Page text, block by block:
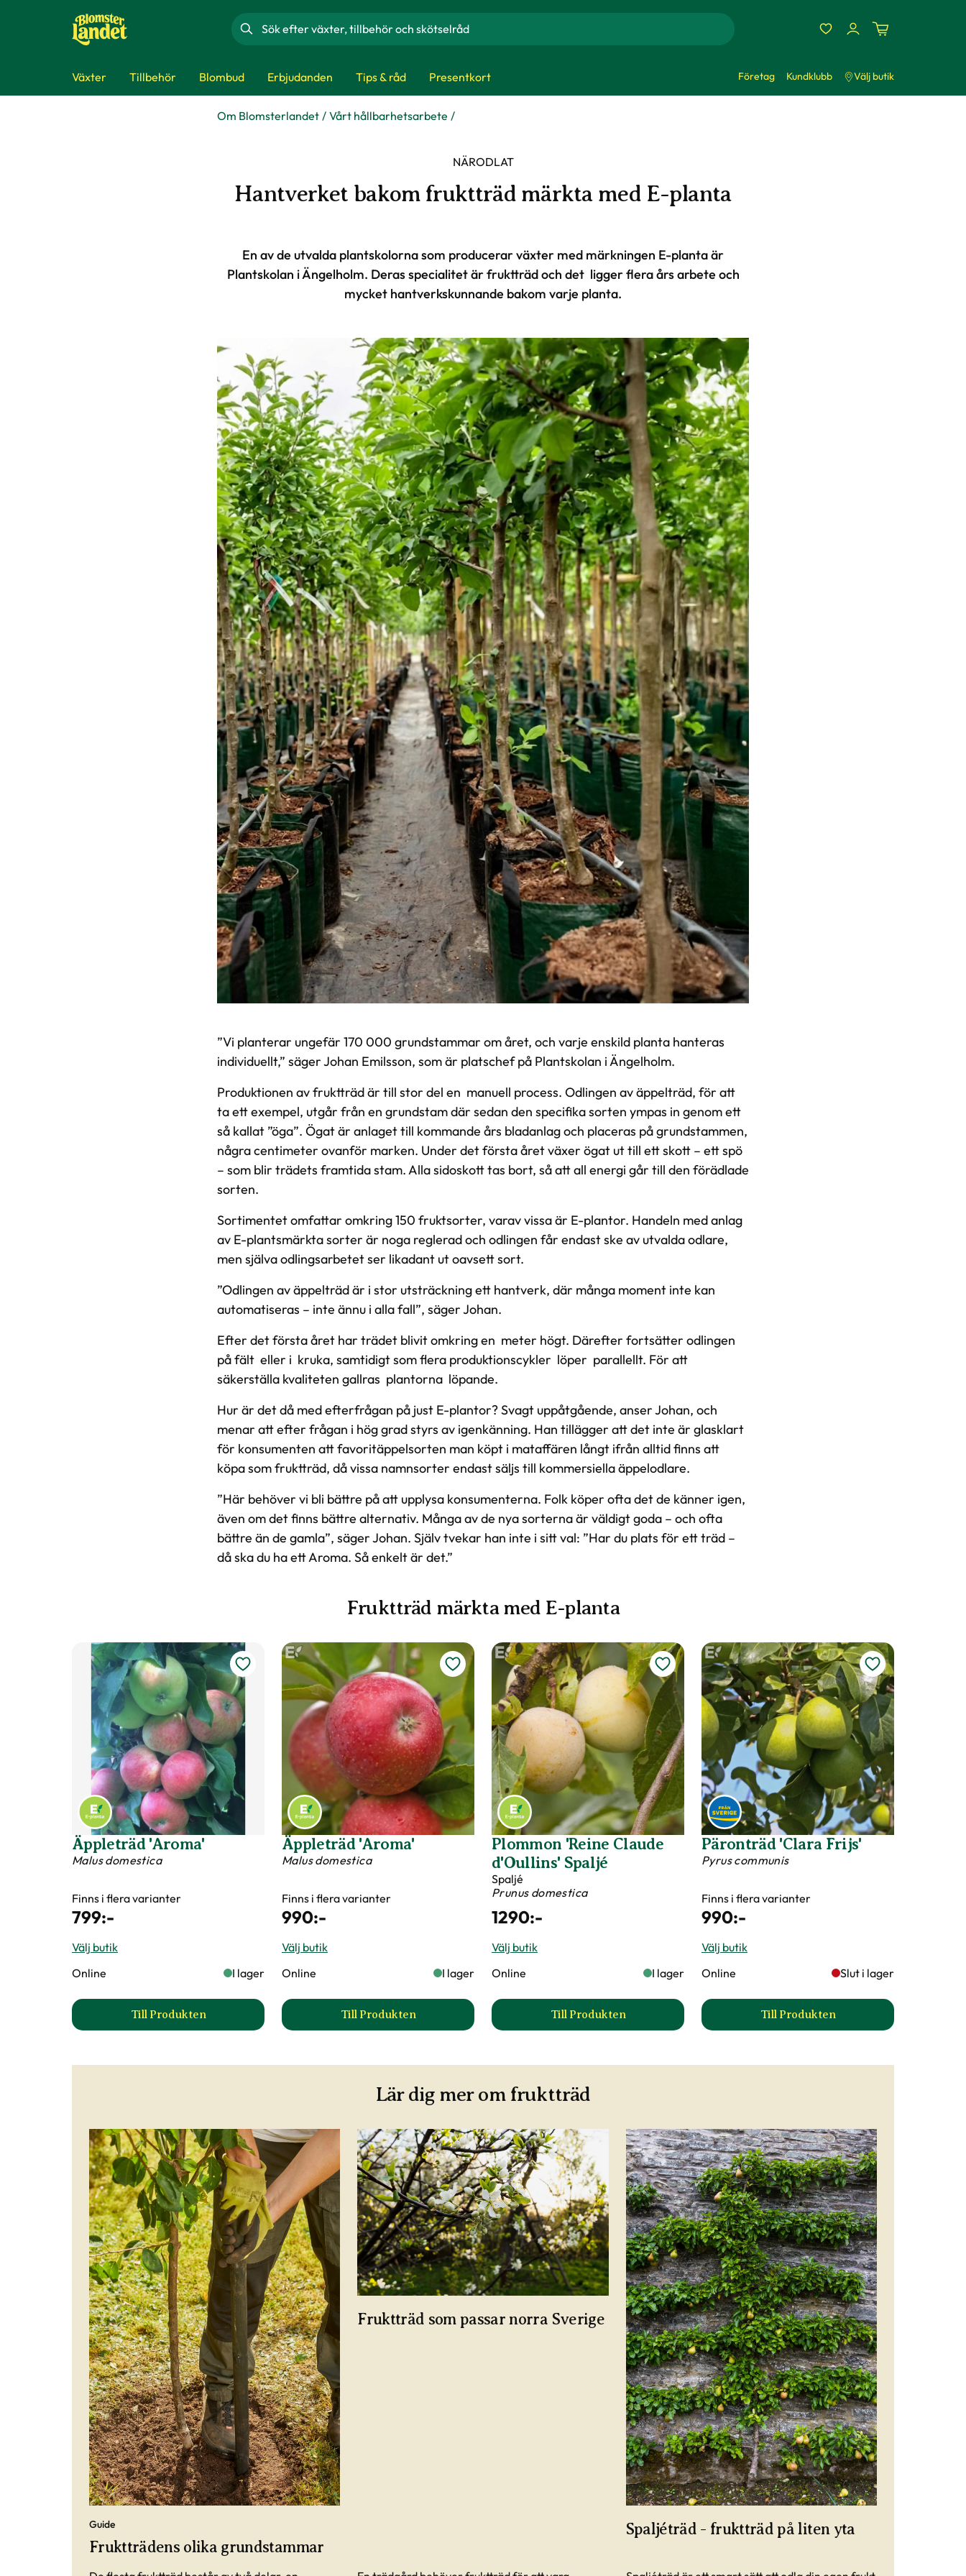
Sök
Växter Tillbehör Blombud Erbjudanden Tips & råd Presentkort Företag Kundklubb Välj butik
Om Blomsterlandet Vårt hållbarhetsarbete
NÄRODLAT
Hantverket bakom fruktträd märkta med E-planta
En av de utvalda plantskolorna som producerar växter med märkningen E-planta är
Plantskolan i Ängelholm. Deras specialitet är fruktträd och det ­ ligger flera års arbete och
mycket hantverkskunnande bakom varje planta.
”Vi planterar ungefär 170 000 grundstammar om året, och varje enskild planta hanteras
individuellt,” säger Johan Emilsson, som är platschef på Plantskolan i Ängelholm.
Produktionen av fruktträd är till stor del en ­ manuell process. Odlingen av äppelträd, för att
ta ett exempel, utgår från en grundstam där sedan den specifika sorten ympas in genom ett
så kallat ”öga”. Ögat är anlaget till kommande års bladanlag och placeras på grundstammen,
några centimeter ovanför marken. Under det första året växer ögat ut till ett skott – ett spö
– som blir trädets framtida stam. Alla sidoskott tas bort, så att all energi går till den förädlade
sorten.
Sortimentet omfattar omkring 150 fruktsorter, varav vissa är E-plantor. Handeln med anlag
av E-plantsmärkta sorter är noga reglerad och odlingen får endast ske av utvalda odlare,
men själva odlingsarbetet ser likadant ut oavsett sort.
”Odlingen av äppelträd är i stor utsträckning ett hantverk, där många moment inte kan
automatiseras – inte ännu i alla fall”, säger Johan.
Efter det första året har trädet blivit omkring en ­ meter högt. Därefter fortsätter odlingen
på fält ­ eller i ­ kruka, samtidigt som flera produktionscykler ­ löper ­ parallellt. För att
säkerställa kvaliteten gallras ­ plantorna ­ löpande.
Hur är det då med efterfrågan på just E-plantor? Svagt uppåtgående, anser Johan, och
menar att efter­ frågan i hög grad styrs av igenkänning. Han tillägger att det inte är glasklart
för konsumenten att favoritäppelsorten man köpt i mataffären långt ifrån alltid finns att
köpa som fruktträd, då vissa namnsorter endast säljs till kommersiella äppelodlare.
”Här behöver vi bli bättre på att upplysa konsumenterna. Folk köper ofta det de känner igen,
även om det finns bättre alternativ. Många av de nya sorterna är väldigt goda – och ofta
bättre än de gamla”, säger Johan. Själv tvekar han inte i sitt val: ”Har du plats för ett träd –
då ska du ha ett Aroma. Så enkelt är det.”
Fruktträd märkta med E-planta
Äppleträd 'Aroma'
Malus domestica
Finns i flera varianter
799:-
Välj butik
Online
I lager
Till Produkten
till Äppleträd 'Aroma' produktsida
Äppleträd 'Aroma'
Malus domestica
Finns i flera varianter
990:-
Välj butik
Online
I lager
Till Produkten
till Äppleträd 'Aroma' produktsida
Plommon 'Reine Claude
d'Oullins' Spaljé
Spaljé
Prunus domestica
1290:-
Välj butik
Online
I lager
Till Produkten
till Plommon 'Reine Claude d'Oullins' Spaljé produktsida
Päronträd 'Clara Frijs'
Pyrus communis
Finns i flera varianter
990:-
Välj butik
Online
Slut i lager
Till Produkten
till Päronträd 'Clara Frijs'
Lär dig mer om fruktträd
Guide
Fruktträdens olika grundstammar
Fruktträd som passar norra Sverige
Spaljéträd - fruktträd på liten yta